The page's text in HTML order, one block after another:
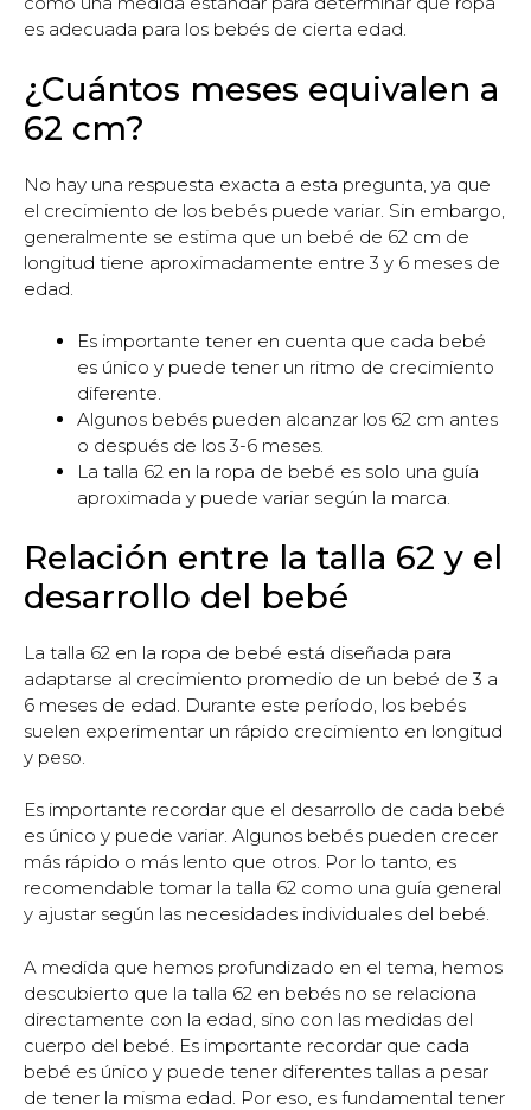
es adecuada para los bebés de cierta edad.
¿Cuántos meses equivalen a
62 cm?
No hay una respuesta exacta a esta pregunta, ya que
el crecimiento de los bebés puede variar. Sin embargo,
generalmente se estima que un bebé de 62 cm de
longitud tiene aproximadamente entre 3 y 6 meses de
edad.
Es importante tener en cuenta que cada bebé
es único y puede tener un ritmo de crecimiento
diferente.
Algunos bebés pueden alcanzar los 62 cm antes
o después de los 3-6 meses.
La talla 62 en la ropa de bebé es solo una guía
aproximada y puede variar según la marca.
Relación entre la talla 62 y el
desarrollo del bebé
La talla 62 en la ropa de bebé está diseñada para
adaptarse al crecimiento promedio de un bebé de 3 a
6 meses de edad. Durante este período, los bebés
suelen experimentar un rápido crecimiento en longitud
y peso.
Es importante recordar que el desarrollo de cada bebé
es único y puede variar. Algunos bebés pueden crecer
más rápido o más lento que otros. Por lo tanto, es
recomendable tomar la talla 62 como una guía general
y ajustar según las necesidades individuales del bebé.
A medida que hemos profundizado en el tema, hemos
descubierto que la talla 62 en bebés no se relaciona
directamente con la edad, sino con las medidas del
cuerpo del bebé. Es importante recordar que cada
bebé es único y puede tener diferentes tallas a pesar
de tener la misma edad. Por eso, es fundamental tener